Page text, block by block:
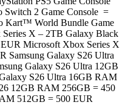
2 Game Console =
Kart™ World Bundle Game
X – 2TB Galaxy Black
Microsoft Xbox Series X
Samsung Galaxy S26 Ultra
Galaxy S26 Ultra 12GB
S26 Ultra 16GB RAM
12GB RAM 256GB = 450
512GB = 500 EUR